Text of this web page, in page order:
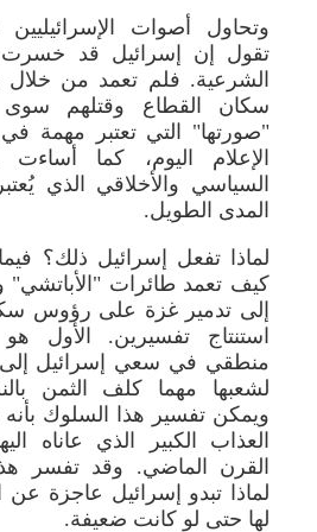
وتحاول أصوات
تقول إن إسرائيل قد
الشرعية. فلم تعمد من خلال
سكان القطاع وقتلهم سوى
"صورتها" التي تعتبر مهمة
الإعلام اليوم، كما
السياسي والأخلاقي الذي
المدى الطويل.
لماذا تفعل إسرائيل ذلك؟
إلى تدمير غزة على رؤوس
استنتاج تفسيرين. الأول
منطقي في سعي إسرائيل إلى
لشعبها مهما كلف الثمن
ويمكن تفسير هذا السلوك
العذاب الكبير الذي عاناه
القرن الماضي. وقد تفسر هذه
لماذا تبدو إسرائيل عاجزة
لها حتى لو كانت ضعيفة.